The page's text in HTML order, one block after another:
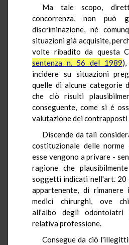
Ma tale scopo,
concorrenza, non può
discriminazione, né
situazioni già acquisite,
volte ribadito da questa
sentenza n. 56 del 1989
incidere su situazioni
quelle di alcune categorie
che ciò risulti
conseguente, come si é
valutazione dei
Discende da tali
costituzionale delle norme
esse vengono a privare -
ragione che
soggetti indicati nell'art.
appartenente, di
medici chirurghi, ove
all'albo degli odontoiatri
relativa professione.
Consegue da ciò